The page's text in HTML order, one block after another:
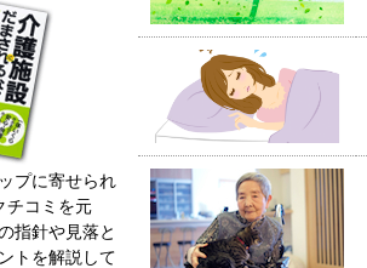
プに寄せられ
チコミを元
指針や見落と
トを解説して